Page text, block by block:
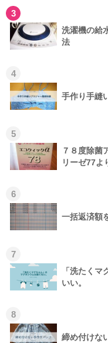
3
洗濯機の給
法
4
手作り手縫
5
７８度除菌
リーゼ77よ
6
一括返済額
7
「洗たく
いい。
8
締め付けな